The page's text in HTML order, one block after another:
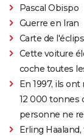
Pascal Obispo
Guerre en Iran
Carte de
Cette voiture
coche toutes
En 1997, ils
12 000 tonnes
personne ne
Erling